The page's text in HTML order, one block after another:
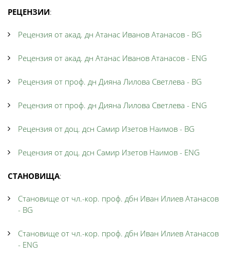
РЕЦЕНЗИИ:
Рецензия от акад. дн Атанас Иванов Атанасов - BG
Рецензия от акад. дн Атанас Иванов Атанасов - ENG
Рецензия от проф. дн Дияна Лилова Светлева - BG
Рецензия от проф. дн Дияна Лилова Светлева - ENG
Рецензия от доц. дсн Самир Изетов Наимов - BG
Рецензия от доц. дсн Самир Изетов Наимов - ENG
СТАНОВИЩА:
Становище от чл.-кор. проф. дбн Иван Илиев Атанасов
- BG
Становище от чл.-кор. проф. дбн Иван Илиев Атанасов
- ENG